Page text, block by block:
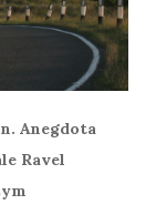
Anegdota
Ravel